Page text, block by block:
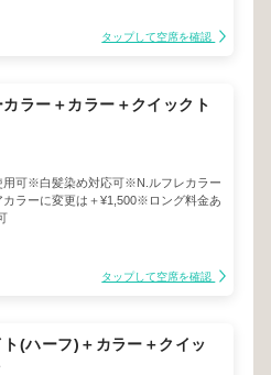
タップして空席を確認
ラー＋カラー＋クイックト
可※白髪染め対応可※N.ルフレカラー
カラーに変更は＋¥1,500※ロング料金あ
タップして空席を確認
(ハーフ)＋カラー＋クイッ